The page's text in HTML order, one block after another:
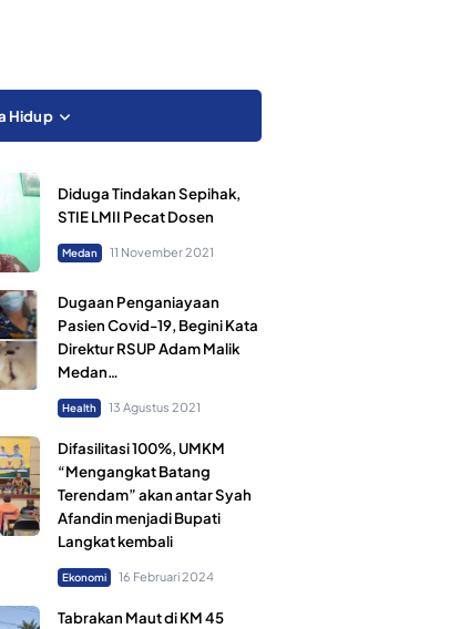
Hidup
Diduga Tindakan Sepihak,
STIE LMII Pecat Dosen
Medan 11 November 2021
Dugaan Penganiayaan
Pasien Covid-19, Begini Kata
Direktur RSUP Adam Malik
Medan…
Health 13 Agustus 2021
Difasilitasi 100%, UMKM
“Mengangkat Batang
Terendam” akan antar Syah
Afandin menjadi Bupati
Langkat kembali
Ekonomi 16 Februari 2024
Tabrakan Maut di KM 45